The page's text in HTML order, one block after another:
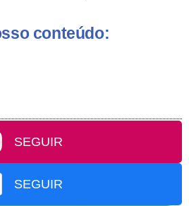
conteúdo:
SEGUIR
SEGUIR